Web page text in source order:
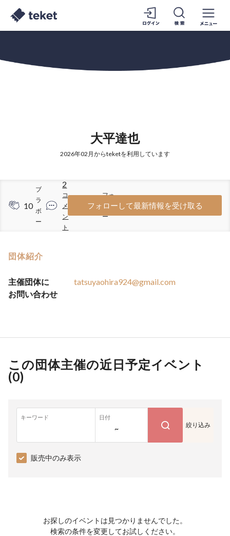
大平達也
2026年02月からteketを利用しています
10
ブ
ラ
ボ
ー
2
コ
メ
ン
ト
14
フォ
ロワ
ー
フォローして最新情報を受け取る
団体紹介
主催団体に
お問い合わせ
tatsuyaohira924@gmail.com
この団体主催の近日予定イベント
(0)
キーワード 日付
~ 絞り込み
販売中のみ表示
お探しのイベントは見つかりませんでした。
検索の条件を変更してお試しください。